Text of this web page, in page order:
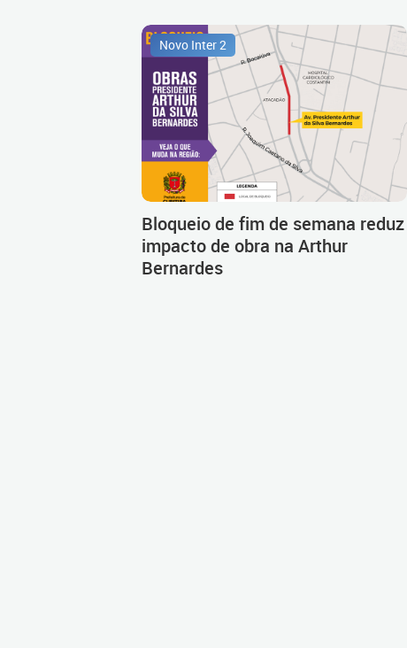
Novo Inter 2
Bloqueio de fim de semana reduz
impacto de obra na Arthur
Bernardes